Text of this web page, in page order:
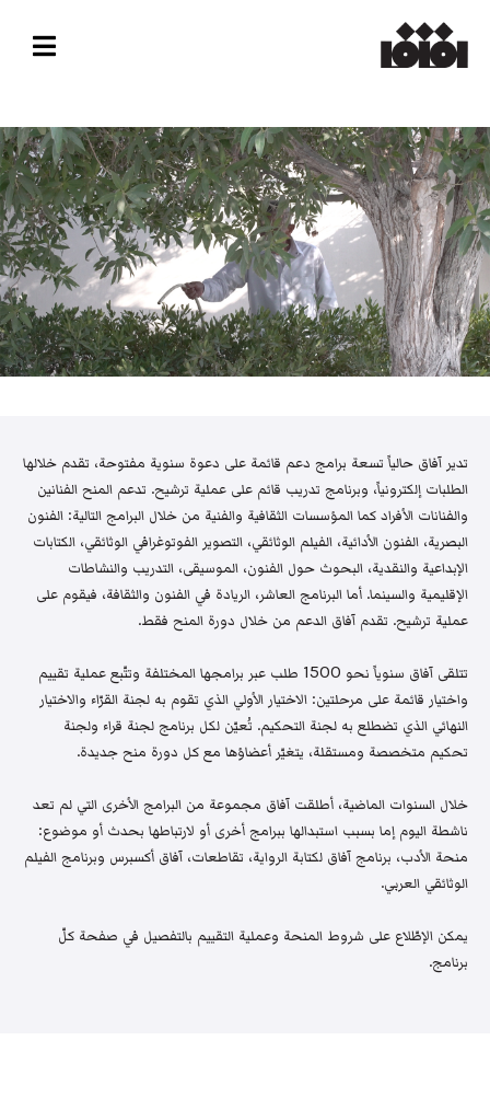
تدير آفاق حالياً تسعة برامج دعم قائمة على دعوة سنوية مفتوحة، تقدم خلالها
الطلبات إلكترونياً، وبرنامج تدريب قائم على عملية ترشيح. تدعم المنح الفنانين
والفنانات الأفراد كما المؤسسات الثقافية والفنية من خلال البرامج التالية: الفنون
البصرية، الفنون الأدائية، الفيلم الوثائقي، التصوير الفوتوغرافي الوثائقي، الكتابات
الإبداعية والنقدية، البحوث حول الفنون، الموسيقى، التدريب والنشاطات
الإقليمية والسينما. أما البرنامج العاشر، الريادة في الفنون والثقافة، فيقوم على
عملية ترشيح. تقدم آفاق الدعم من خلال دورة المنح فقط.
تتلقى آفاق سنوياً نحو 1500 طلب عبر برامجها المختلفة وتتّبع عملية تقييم
واختيار قائمة على مرحلتين: الاختيار الأولي الذي تقوم به لجنة القرّاء والاختيار
النهائي الذي تضطلع به لجنة التحكيم. تُعيّن لكل برنامج لجنة قراء ولجنة
تحكيم متخصصة ومستقلة، يتغيّر أعضاؤها مع كل دورة منح جديدة.
خلال السنوات الماضية، أطلقت آفاق مجموعة من البرامج الأخرى التي لم تعد
ناشطة اليوم إما بسبب استبدالها ببرامج أخرى أو لارتباطها بحدث أو موضوع:
منحة الأدب، برنامج آفاق لكتابة الرواية، تقاطعات، آفاق أكسبرس وبرنامج الفيلم
الوثائقي العربي.
يمكن الإطّلاع على شروط المنحة وعملية التقييم بالتفصيل في صفحة كلّ
برنامج.